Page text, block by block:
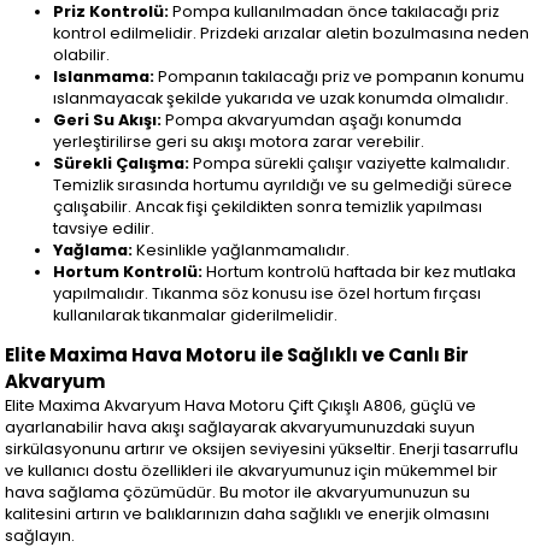
Priz Kontrolü:Pompa kullanılmadan önce takılacağı priz
kontrol edilmelidir. Prizdeki arızalar aletin bozulmasına neden
olabilir.
Islanmama:Pompanın takılacağı priz ve pompanın konumu
ıslanmayacak şekilde yukarıda ve uzak konumda olmalıdır.
Geri Su Akışı:Pompa akvaryumdan aşağı konumda
yerleştirilirse geri su akışı motora zarar verebilir.
Sürekli Çalışma:Pompa sürekli çalışır vaziyette kalmalıdır.
Temizlik sırasında hortumu ayrıldığı ve su gelmediği sürece
çalışabilir. Ancak fişi çekildikten sonra temizlik yapılması
tavsiye edilir.
Yağlama:Kesinlikle yağlanmamalıdır.
Hortum Kontrolü:Hortum kontrolü haftada bir kez mutlaka
yapılmalıdır. Tıkanma söz konusu ise özel hortum fırçası
kullanılarak tıkanmalar giderilmelidir.
Elite Maxima Hava Motoru ile Sağlıklı ve Canlı Bir
Akvaryum
Elite Maxima Akvaryum Hava Motoru Çift Çıkışlı A806, güçlü ve
ayarlanabilir hava akışı sağlayarak akvaryumunuzdaki suyun
sirkülasyonunu artırır ve oksijen seviyesini yükseltir. Enerji tasarruflu
ve kullanıcı dostu özellikleri ile akvaryumunuz için mükemmel bir
hava sağlama çözümüdür. Bu motor ile akvaryumunuzun su
kalitesini artırın ve balıklarınızın daha sağlıklı ve enerjik olmasını
sağlayın.